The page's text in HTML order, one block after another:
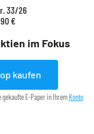
im Fokus
33/26
€
kaufen
gekaufte E-Paper in Ihrem Konto